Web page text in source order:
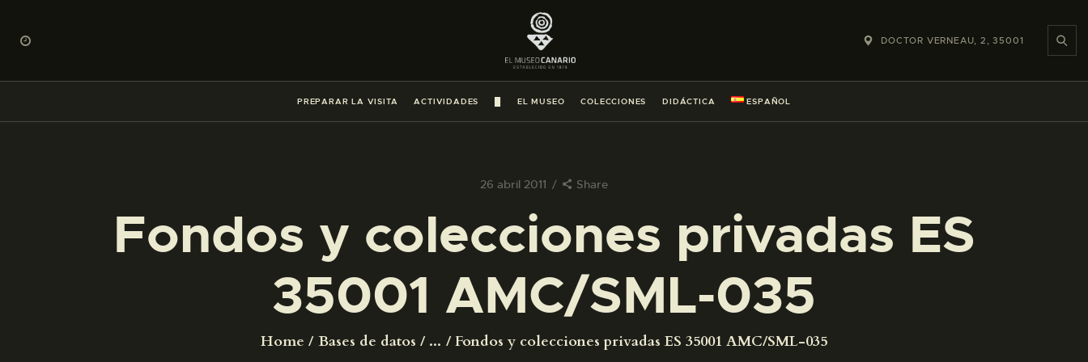
DOCTOR VERNEAU, 2, 35001
PREPARAR LA VISITA ACTIVIDADES EL MUSEO COLECCIONES DIDÁCTICA ESPAÑOL
26 abril 2011 Share
Fondos y colecciones privadas ES
35001 AMC/SML-035
Home Bases de datos ... Fondos y colecciones privadas ES 35001 AMC/SML-035
PREPARAR LA VISITA
ACTIVIDADES
█
COLECCIONES
DIDÁCTICA
ESPAÑOL